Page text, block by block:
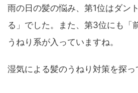
雨の日の髪の悩み、第1位はダン
る」でした。また、第3位にも「
うねり系が入っていますね。
湿気による髪のうねり対策を探っ